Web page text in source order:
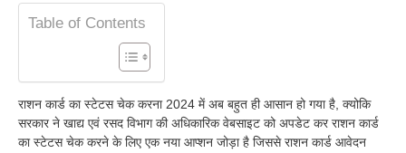
Table of Contents
राशन कार्ड का स्टेटस चेक करना 2024 में अब बहुत ही आसान हो गया है, क्योकि
सरकार ने खाद्य एवं रसद विभाग की अधिकारिक वेबसाइट को अपडेट कर राशन कार्ड
का स्टेटस चेक करने के लिए एक नया आप्शन जोड़ा है जिससे राशन कार्ड आवेदन